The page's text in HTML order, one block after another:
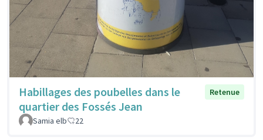
Habillages des poubelles dans le
quartier des Fossés Jean
Retenue
Samia elb 22